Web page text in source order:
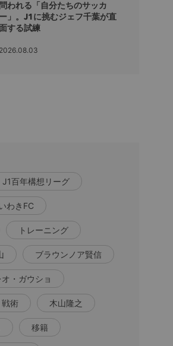
問われる「自分たちのサッカ
ー」。J1に挑むジェフ千葉が直
する試練
2026.08.03
J1百年構想リーグ
わきFC
トレーニング
ブラウンノア賢信
オ・ガウショ
戦術 木山隆之
移籍